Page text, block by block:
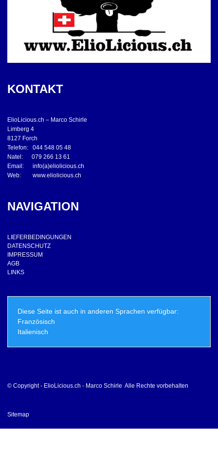
KONTAKT
ElioLicious.ch – Marco Schirle
Limberg 4
8127 Forch
Telefon: 044 548 05 48
Natel: 079 266 13 61
Email: info(a)eliolicious.ch
Web: www.eliolicious.ch
NAVIGATION
LIEFERBEDINGUNGEN
DATENSCHUTZ
IMPRESSUM
AGB
LINKS
Diese Seite ist auch in anderen Sprachen verfügbar:
Französisch
Italienisch
© Copyright - ElioLicious.ch - Marco Schirle Alle Rechte vorbehalten
Sitemap